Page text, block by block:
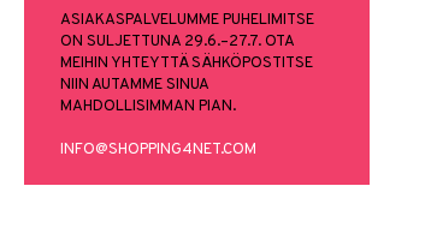
ASIAKASPALVELUMME PUHELIMITSE
ON SULJETTUNA 29.6.–27.7. OTA
MEIHIN YHTEYTTÄ SÄHKÖPOSTITSE
NIIN AUTAMME SINUA
MAHDOLLISIMMAN PIAN.
INFO@SHOPPING4NET.COM